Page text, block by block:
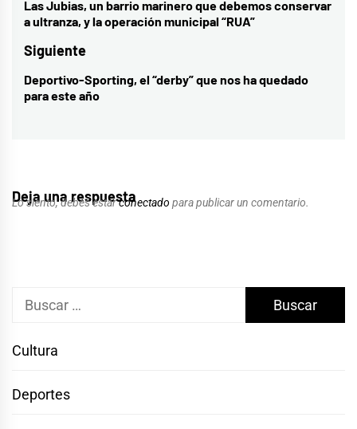
de
entradas
Entrada
anterior:
Las Jubias, un barrio marinero que debemos conservar
a ultranza, y la operación municipal “RUA”
Siguiente
Entrada
siguiente:
Deportivo-Sporting, el “derby” que nos ha quedado
para este año
Deja una respuesta
Lo siento, debes estarconectado para publicar un comentario.
Buscar:
Cultura
Deportes